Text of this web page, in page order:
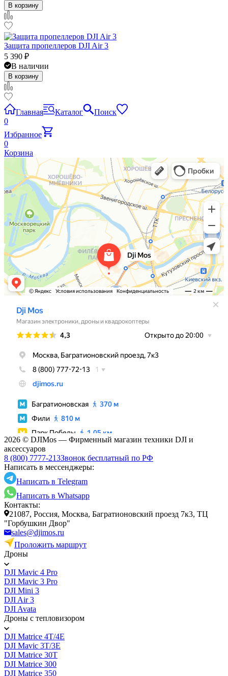
В корзину
Защита пропеллеров DJI Air 3
5 390 ₽
В наличии
В корзину
Главная Каталог
Поиск
0
Избранное
0
Корзина
2026 © DJIMos — Фирменный магазин техники DJI и
аксессуаров
8 (800) 7777-213Звонок бесплатный по РФ
Написать в мессенджеры:
Написать в Telegram
Написать в Whatsapp
Контакты:
21087, Россия, Москва, Багратионовский проезд 7к3, ТЦ
"Горбушкин Двор"
sales@djimos.ru
Проложить маршрут
Дроны
DJI Mavic 4 Pro
DJI Mavic 3 Pro
DJI Mini 3
DJI Air 3
DJI Avata
Дроны с тепловизором
DJI Matrice 4T/4E
DJI Mavic 3T/3E
DJI Matrice 30T
DJI Matrice 300
DJI Matrice 350